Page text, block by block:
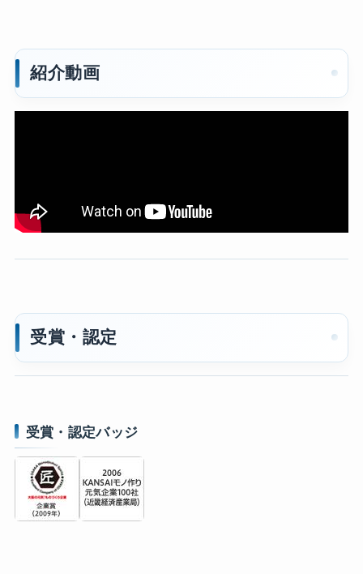
紹介動画
受賞・認定
受賞・認定バッジ